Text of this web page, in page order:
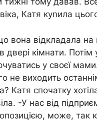
Катя куnила
вона відкладала
двері кімнати.
у своєї
не виходить
Катя спочатку
-У нас від
може, так